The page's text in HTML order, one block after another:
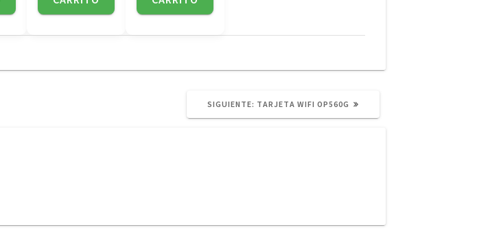
SIGUIENTE: SIGUIENTE
TARJETA WIFI OP560G